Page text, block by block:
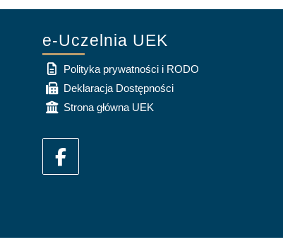
e-Uczelnia UEK
Polityka prywatności i RODO
Deklaracja Dostępności
Strona główna UEK